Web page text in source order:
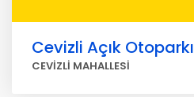
Cevizli Açık Otoparkı
CEVİZLİ MAHALLESİ